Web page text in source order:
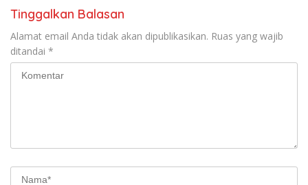
Tinggalkan Balasan
Alamat email Anda tidak akan dipublikasikan. Ruas yang wajib
ditandai *